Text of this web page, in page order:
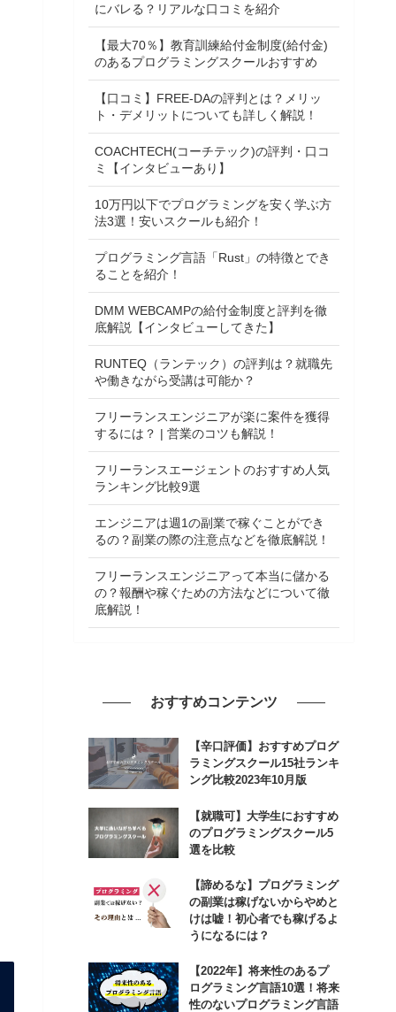
にバレる？リアルな口コミを紹介
【最大70％】教育訓練給付金制度(給付金)
のあるプログラミングスクールおすすめ
【口コミ】FREE-DAの評判とは？メリッ
ト・デメリットについても詳しく解説！
COACHTECH(コーチテック)の評判・口コ
ミ【インタビューあり】
10万円以下でプログラミングを安く学ぶ方
法3選！安いスクールも紹介！
プログラミング言語「Rust」の特徴とでき
ることを紹介！
DMM WEBCAMPの給付金制度と評判を徹
底解説【インタビューしてきた】
RUNTEQ（ランテック）の評判は？就職先
や働きながら受講は可能か？
フリーランスエンジニアが楽に案件を獲得
するには？ | 営業のコツも解説！
フリーランスエージェントのおすすめ人気
ランキング比較9選
エンジニアは週1の副業で稼ぐことができ
るの？副業の際の注意点などを徹底解説！
フリーランスエンジニアって本当に儲かる
の？報酬や稼ぐための方法などについて徹
底解説！
おすすめコンテンツ
【辛口評価】おすすめプログ
ラミングスクール15社ランキ
ング比較2023年10月版
【就職可】大学生におすすめ
のプログラミングスクール5
選を比較
【諦めるな】プログラミング
の副業は稼げないからやめと
けは嘘！初心者でも稼げるよ
うになるには？
【2022年】将来性のあるプ
ログラミング言語10選！将来
性のないプログラミング言語